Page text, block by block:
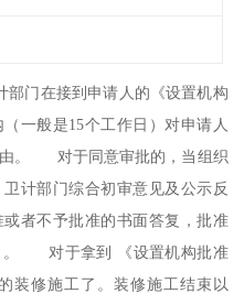
门在接到申请人的《设置机构
一般是15个工作日）对申请人
由。 对于同意审批的，当组织
计部门综合初审意见及公示反
者不予批准的书面答复，批准
。 对于拿到 《设置机构批准
装修施工了。装修施工结束以